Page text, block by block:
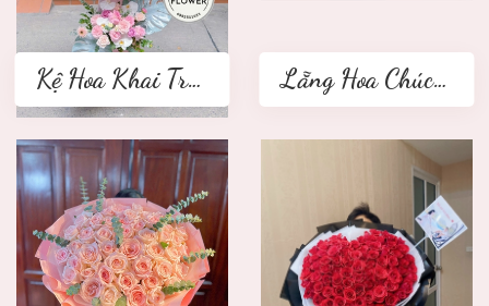
Kệ Hoa Khai Trương 2 tầng Lẵng Hoa Chúc Mừng